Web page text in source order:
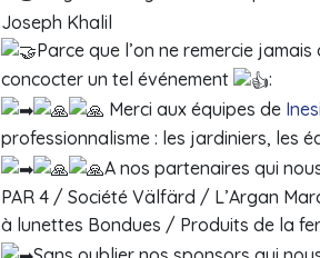
Joseph Khalil
Parce que l’on ne remercie
concocter un tel événement
:
Merci aux équipes de
professionnalisme : les jardiniers, les
A nos partenaires qui
PAR 4 / Société Välfärd / L’Argan
à lunettes Bondues / Produits de la